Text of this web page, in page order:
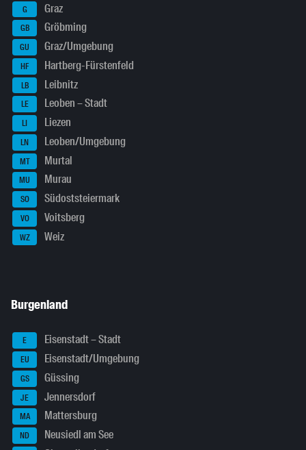
G Graz
GB Gröbming
GU Graz/Umgebung
HF Hartberg-Fürstenfeld
LB Leibnitz
LE Leoben – Stadt
LI Liezen
LN Leoben/Umgebung
MT Murtal
MU Murau
SO Südoststeiermark
VO Voitsberg
WZ Weiz
Burgenland
E Eisenstadt – Stadt
EU Eisenstadt/Umgebung
GS Güssing
JE Jennersdorf
MA Mattersburg
ND Neusiedl am See